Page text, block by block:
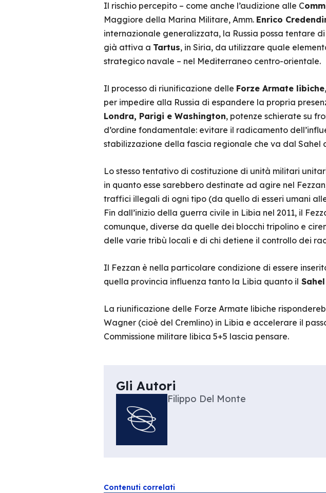
Il rischio percepito – come anche l’audizione alle C
Maggiore della Marina Militare, Amm. Enrico
internazionale generalizzata, la Russia possa tentare
già attiva a Tartus, in Siria, da utilizzare quale
strategico navale – nel Mediterraneo centro-orientale.
Il processo di riunificazione delle Forze Armate libiche
per impedire alla Russia di espandere la propria
Londra, Parigi e Washington, potenze schierate su
d’ordine fondamentale: evitare il radicamento
stabilizzazione della fascia regionale che va dal Sahel
Lo stesso tentativo di costituzione di unità militari
in quanto esse sarebbero destinate ad agire nel
traffici illegali di ogni tipo (da quello di esseri umani
Fin dall’inizio della guerra civile in Libia nel 2011, il
comunque, diverse da quelle dei blocchi tripolino e
delle varie tribù locali e di chi detiene il controllo dei
Il Fezzan è nella particolare condizione di essere
quella provincia influenza tanto la Libia quanto il Sahel
La riunificazione delle Forze Armate libiche
Wagner (cioè del Cremlino) in Libia e accelerare il
Commissione militare libica 5+5 lascia pensare.
Gli Autori
Filippo Del Monte
Contenuti correlati